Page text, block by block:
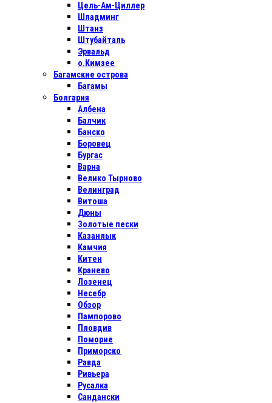
Цель-Ам-Циллер
Шладминг
Штанз
Штубайталь
Эрвальд
о.Кимзее
Багамские острова
Багамы
Болгария
Албена
Балчик
Банско
Боровец
Бургас
Варна
Велико Тырново
Велинград
Витоша
Дюны
Золотые пески
Казанлык
Камчия
Китен
Кранево
Лозенец
Несебр
Обзор
Пампорово
Пловдив
Поморие
Приморско
Равда
Ривьера
Русалка
Сандански